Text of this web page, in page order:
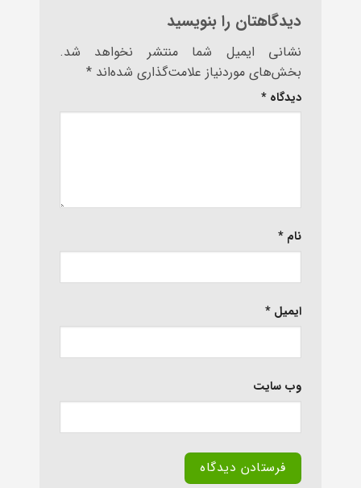
دیدگاهتان را بنویسید
نشانی ایمیل شما منتشر نخواهد شد.
بخش‌های موردنیاز علامت‌گذاری شده‌اند *
دیدگاه *
نام *
ایمیل *
وب‌ سایت